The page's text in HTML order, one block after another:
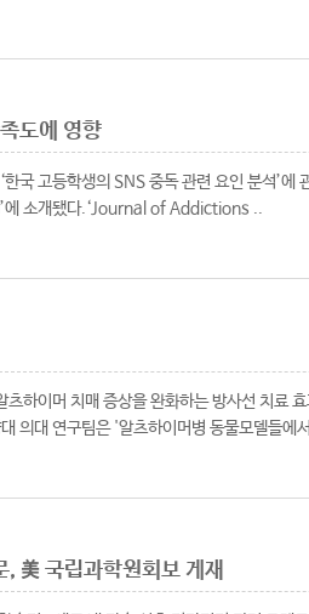
도에 영향
국 고등학생의 SNS 중독 관련 요인 분석’에
소개됐다.‘Journal of Addictions ..
하이머 치매 증상을 완화하는 방사선 치료
의대 연구팀은 '알츠하이머병 동물모델들에
美 국립과학원회보 게재